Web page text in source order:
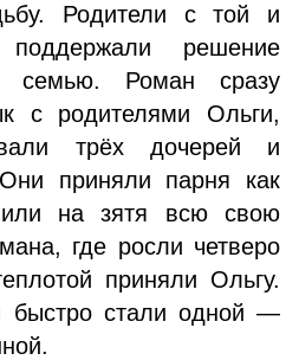
Родители с той и
решение
семью. Роман сразу
с родителями Ольги,
трёх дочерей и
приняли парня как
на зятя всю свою
где росли четверо
приняли Ольгу.
быстро стали одной —